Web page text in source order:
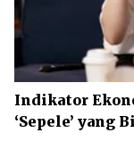
Indikator
‘Sepele’ yang